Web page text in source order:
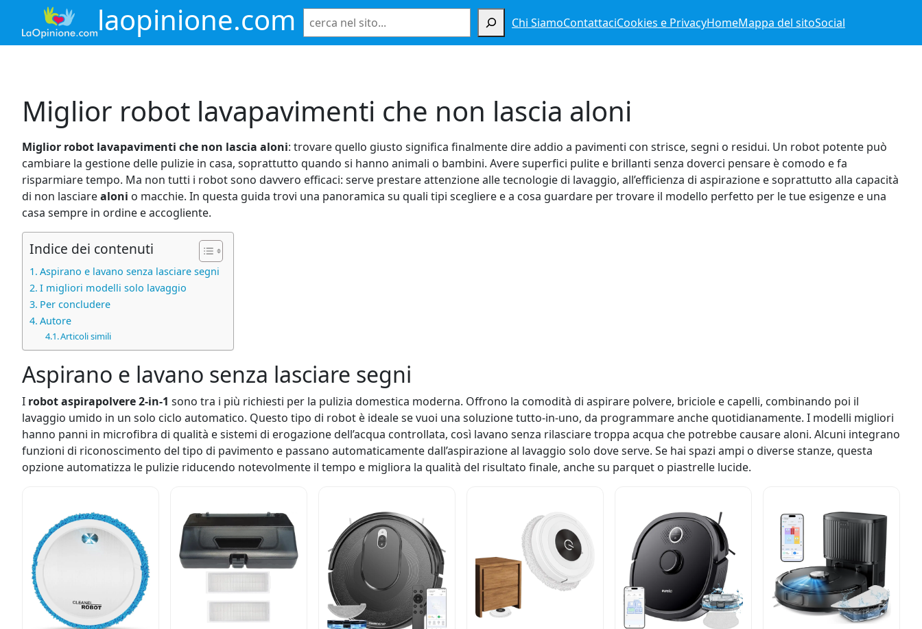
contenuto
laopinione.com Chi SiamoContattaciCookies e PrivacyHomeMappa del sitoSocial
Miglior robot lavapavimenti che non lascia aloni
Miglior robot lavapavimenti che non lascia aloni: trovare quello giusto significa finalmente dire addio a pavimenti con strisce, segni o residui. Un robot potente può
cambiare la gestione delle pulizie in casa, soprattutto quando si hanno animali o bambini. Avere superfici pulite e brillanti senza doverci pensare è comodo e fa
risparmiare tempo. Ma non tutti i robot sono davvero efficaci: serve prestare attenzione alle tecnologie di lavaggio, all’efficienza di aspirazione e soprattutto alla capacità
di non lasciarealoni o macchie. In questa guida trovi una panoramica su quali tipi scegliere e a cosa guardare per trovare il modello perfetto per le tue esigenze e una
casa sempre in ordine e accogliente.
Indice dei contenuti
Aspirano e lavano senza lasciare segni
I migliori modelli solo lavaggio
Per concludere
Autore
Articoli simili
Aspirano e lavano senza lasciare segni
I robot aspirapolvere 2-in-1 sono tra i più richiesti per la pulizia domestica moderna. Offrono la comodità di aspirare polvere, briciole e capelli, combinando poi il
lavaggio umido in un solo ciclo automatico. Questo tipo di robot è ideale se vuoi una soluzione tutto-in-uno, da programmare anche quotidianamente. I modelli migliori
hanno panni in microfibra di qualità e sistemi di erogazione dell’acqua controllata, così lavano senza rilasciare troppa acqua che potrebbe causare aloni. Alcuni integrano
funzioni di riconoscimento del tipo di pavimento e passano automaticamente dall’aspirazione al lavaggio solo dove serve. Se hai spazi ampi o diverse stanze, questa
opzione automatizza le pulizie riducendo notevolmente il tempo e migliora la qualità del risultato finale, anche su parquet o piastrelle lucide.